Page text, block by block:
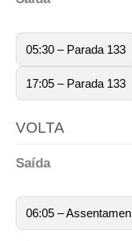
05:30 – Parada 133
17:05 – Parada 133
VOLTA
Saída
06:05 – Assentamen